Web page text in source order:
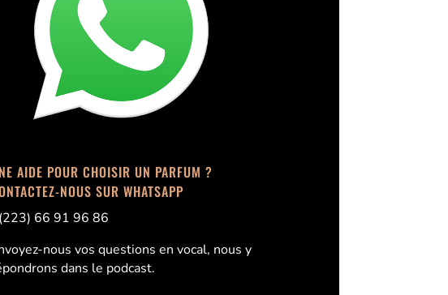
AIDE POUR CHOISIR UN PARFUM ?
NOUS SUR WHATSAPP
66 91 96 86
nous vos questions en vocal, nous y
dans le podcast.